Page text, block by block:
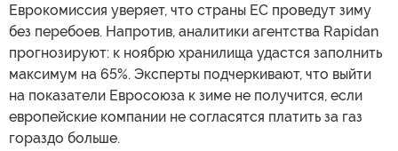
Еврокомиссия уверяет, что страны ЕС проведут зиму
без перебоев. Напротив, аналитики агентства Rapidan
прогнозируют: к ноябрю хранилища удастся заполнить
максимум на 65%. Эксперты подчеркивают, что выйти
на показатели Евросоюза к зиме не получится, если
европейские компании не согласятся платить за газ
гораздо больше.